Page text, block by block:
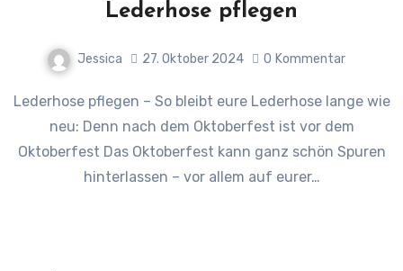
Lederhose pflegen
Jessica 27. Oktober 2024 0 Kommentar
Lederhose pflegen – So bleibt eure Lederhose lange wie
neu: Denn nach dem Oktoberfest ist vor dem
Oktoberfest Das Oktoberfest kann ganz schön Spuren
hinterlassen – vor allem auf eurer…